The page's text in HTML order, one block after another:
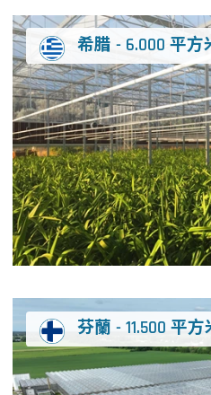
希腊 - 6.000 平方
芬蘭 - 11.500 平